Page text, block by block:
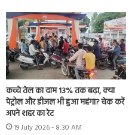
कच्चे तेल का दाम 13% तक बढ़ा, क्या
पेट्रोल और डीजल भी हुआ महंगा? चेक करें
अपने शहर का रेट
19 July 2026 - 8:30 AM